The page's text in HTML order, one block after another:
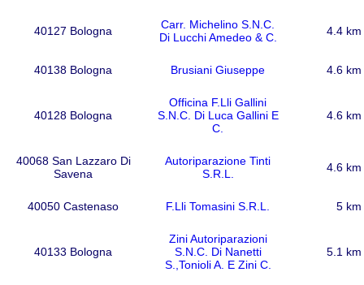
40127 Bologna
Carr. Michelino S.N.C.
Di Lucchi Amedeo & C.
4.4 km
40138 Bologna Brusiani Giuseppe 4.6 km
40128 Bologna
Officina F.Lli Gallini
S.N.C. Di Luca Gallini E
C.
4.6 km
40068 San Lazzaro Di
Savena
Autoriparazione Tinti
S.R.L.
4.6 km
40050 Castenaso F.Lli Tomasini S.R.L. 5 km
40133 Bologna
Zini Autoriparazioni
S.N.C. Di Nanetti
S.,Tonioli A. E Zini C.
5.1 km